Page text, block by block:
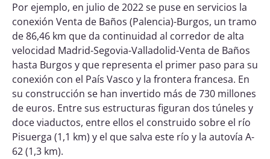
Por ejemplo, en julio de 2022 se puse en servicios la
conexión Venta de Baños (Palencia)-Burgos, un tramo
de 86,46 km que da continuidad al corredor de alta
velocidad Madrid-Segovia-Valladolid-Venta de Baños
hasta Burgos y que representa el primer paso para su
conexión con el País Vasco y la frontera francesa. En
su construcción se han invertido más de 730 millones
de euros. Entre sus estructuras figuran dos túneles y
doce viaductos, entre ellos el construido sobre el río
Pisuerga (1,1 km) y el que salva este río y la autovía A-
62 (1,3 km).